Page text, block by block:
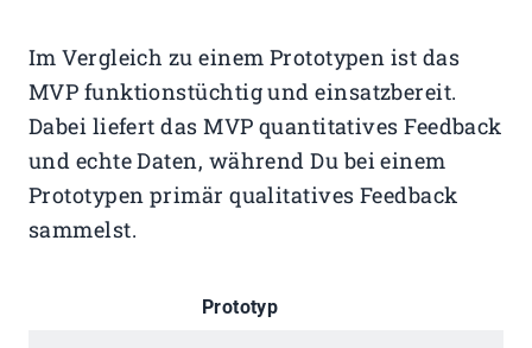
Im Vergleich zu einem Prototypen ist das
MVP funktionstüchtig und einsatzbereit.
Dabei liefert das MVP quantitatives Feedback
und echte Daten, während Du bei einem
Prototypen primär qualitatives Feedback
sammelst.
Prototyp